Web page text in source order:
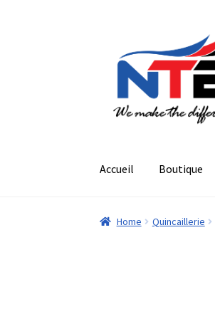
navigation
contenu
Accueil Boutique
Home Quincaillerie